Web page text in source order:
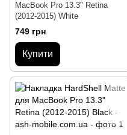
MacBook Pro 13.3" Retina
(2012-2015) White
749 грн
Купити